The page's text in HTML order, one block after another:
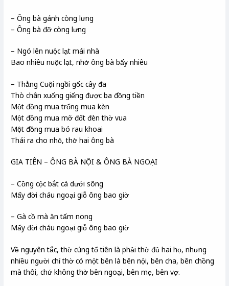
– Ông bà gánh còng lưng
– Ông bà đỡ còng lưng
– Ngó lên nuộc lạt mái nhà
Bao nhiêu nuộc lạt, nhớ ông bà bấy nhiêu
– Thằng Cuội ngồi gốc cây đa
Thò chân xuống giếng được ba đồng tiền
Một đồng mua trống mua kèn
Một đồng mua mỡ đốt đèn thờ vua
Một đồng mua bó rau khoai
Thái ra cho nhỏ, thờ hai ông bà
GIA TIÊN – ÔNG BÀ NỘI & ÔNG BÀ NGOẠI
– Cồng cộc bắt cá dưới sông
Mấy đời cháu ngoại giỗ ông bao giờ
– Gà cồ mà ăn tấm nong
Mấy đời cháu ngoại giỗ ông bao giờ
Về nguyên tắc, thờ cúng tổ tiên là phải thờ đủ hai họ, nhưng
nhiều người chỉ thờ có một bên là bên nội, bên cha, bên chồng
mà thôi, chứ không thờ bên ngoại, bên mẹ, bên vợ.